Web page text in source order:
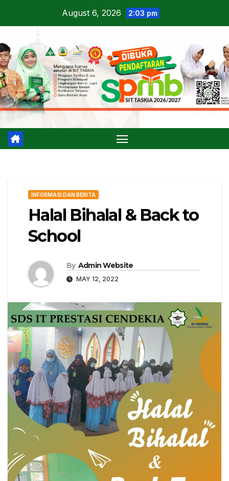
August 6, 2026 2:03 pm
INFORMASI DAN BERITA
Halal Bihalal & Back to
School
By Admin Website
MAY 12, 2022